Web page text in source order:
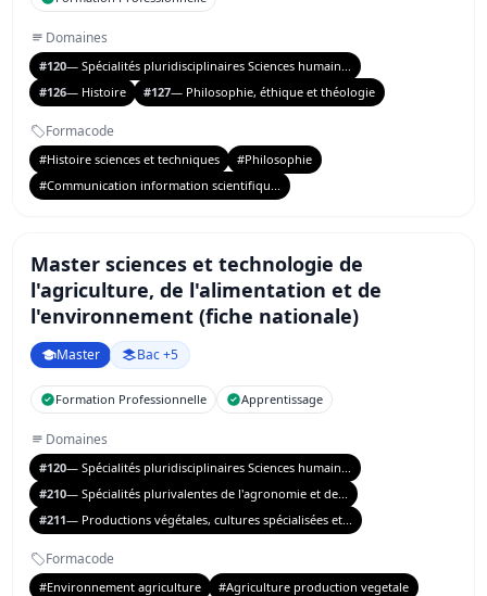
Domaines
#120— Spécialités pluridisciplinaires Sciences humain...
#126— Histoire #127— Philosophie, éthique et théologie
Formacode
#Histoire sciences et techniques
#Philosophie
#Communication information scientifiqu...
Master sciences et technologie de
l'agriculture, de l'alimentation et de
l'environnement (fiche nationale)
Master Bac +5
Formation Professionnelle Apprentissage
Domaines
#120— Spécialités pluridisciplinaires Sciences humain...
#210— Spécialités plurivalentes de l'agronomie et de...
#211— Productions végétales, cultures spécialisées et...
Formacode
#Environnement agriculture #Agriculture production vegetale